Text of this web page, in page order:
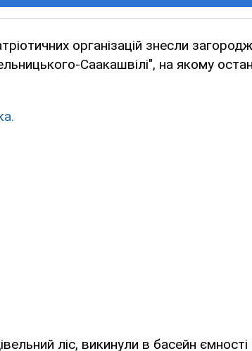
організацій знесли
Саакашвілі", на якому
ліс, викинули в басейн